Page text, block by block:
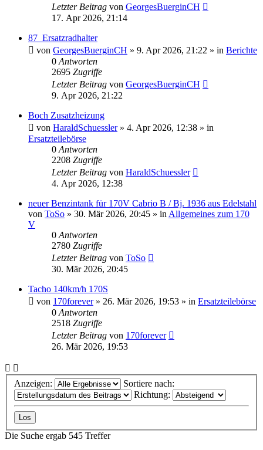
Letzter Beitrag von GeorgesBuerginCH
17. Apr 2026, 21:14
87_Ersatzradhalter
von GeorgesBuerginCH » 9. Apr 2026, 21:22 » in Berichte
0 Antworten
2695 Zugriffe
Letzter Beitrag von GeorgesBuerginCH
9. Apr 2026, 21:22
Boch Zusatzheizung
von HaraldSchuessler» 4. Apr 2026, 12:38 » in
Ersatzteilebörse
0 Antworten
2208 Zugriffe
Letzter Beitrag von HaraldSchuessler
4. Apr 2026, 12:38
neuer Benzintank für 170V Cabrio B / Bj. 1936 aus Edelstahl
von ToSo » 30. Mär 2026, 20:45 » in Allgemeines zum 170
V
0 Antworten
2780 Zugriffe
Letzter Beitrag von ToSo
30. Mär 2026, 20:45
Tacho 140km/h 170S
von 170forever» 26. Mär 2026, 19:53 » in Ersatzteilebörse
0 Antworten
2518 Zugriffe
Letzter Beitrag von 170forever
26. Mär 2026, 19:53
Anzeigen:
Sortiere nach:
Richtung:
Die Suche ergab 545 Treffer